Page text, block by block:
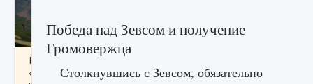
Как исправить ошибку Palworld EPalworld
«Идет сохранение мира — Невозможно
Победа над Зевсом и получение
Громовержца
Столкнувшись с Зевсом, обязательно